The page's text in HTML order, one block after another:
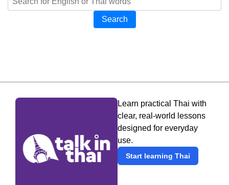
Search
Learn practical Thai with
clear, real-world lessons
designed for everyday
use.
Start learning Thai